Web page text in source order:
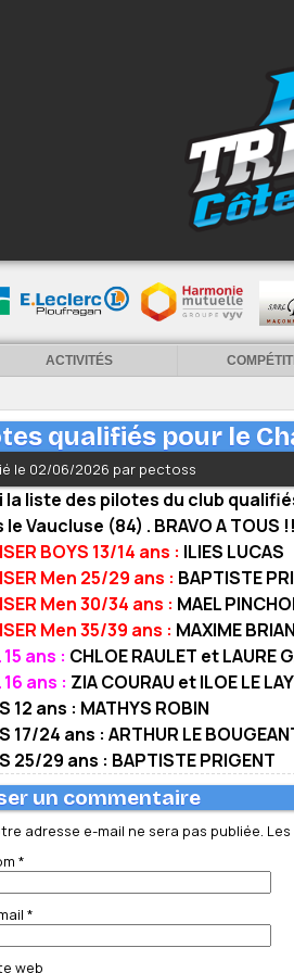
ACTIVITÉS
bmx-
qualifiés pour le
le 02/06/2026 par pectoss
la liste des pilotes du club
le Vaucluse (84) . BRAVO A TOUS
BOYS 13/14 ans : ILIES LUCAS
Men 25/29 ans : BAPTISTE
Men 30/34 ans : MAEL
Men 35/39 ans : MAXIME
15 ans : CHLOE RAULET et LAURE
16 ans : ZIA COURAU et ILOE LE LAY
12 ans : MATHYS ROBIN
17/24 ans : ARTHUR LE
25/29 ans : BAPTISTE PRIGENT
un commentaire
adresse e-mail ne sera pas publiée.
*
*
web